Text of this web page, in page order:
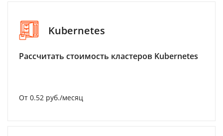
Kubernetes
Рассчитать стоимость кластеров Kubernetes
От 0.52 руб./месяц